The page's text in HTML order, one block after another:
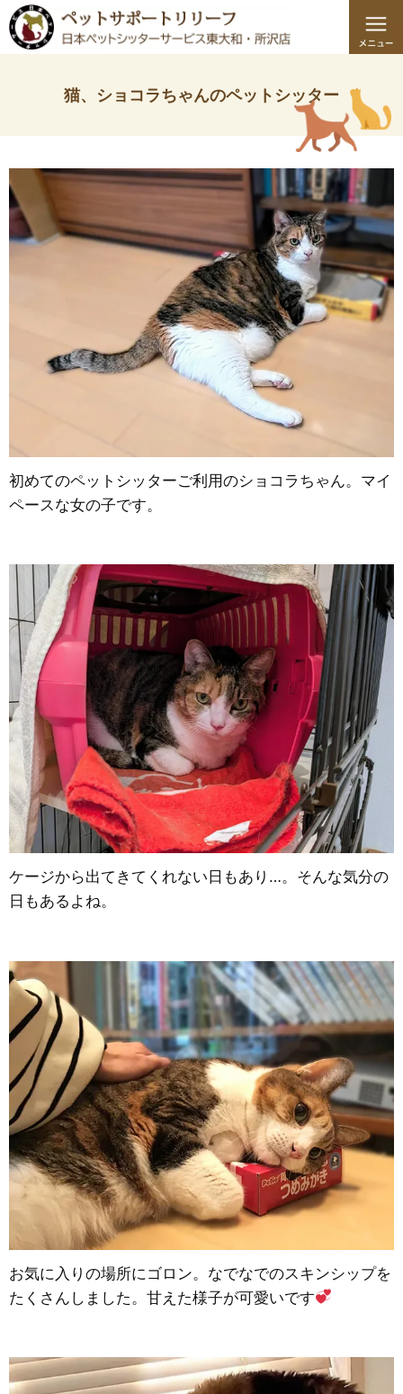
猫、ショコラちゃんのペットシッター
初めてのペットシッターご利用のショコラちゃん。マイ
ペースな女の子です。
ケージから出てきてくれない日もあり…。そんな気分の
日もあるよね。
お気に入りの場所にゴロン。なでなでのスキンシップを
たくさんしました。甘えた様子が可愛いです